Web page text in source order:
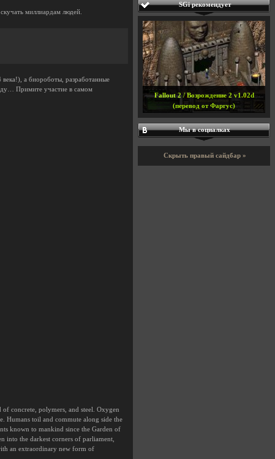
миллиардам людей.
а биороботы, разработанные
Примите участие в самом
concrete, polymers, and steel. Oxygen
Humans toil and commute along side the
known to mankind since the Garden of
into the darkest corners of parliament,
an extraordinary new form of
SGi рекомендует
Fallout 2 / Возрождение 2 v1.02d
(перевод от Фаргус)
Мы в социалках
Скрыть правый сайдбар »